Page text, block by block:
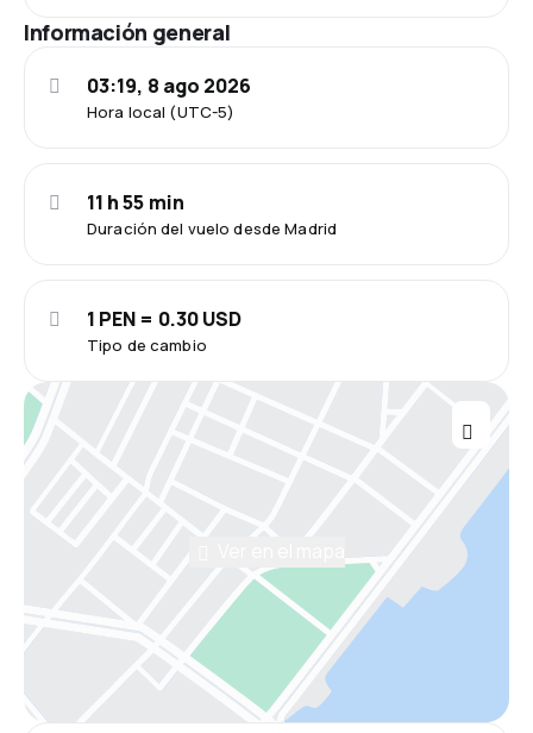
Información general
Hora local (UTC-5)
03:19, 8 ago 2026
Duración del vuelo desde Madrid
11 h 55 min
Tipo de cambio
1 PEN = 0.30 USD